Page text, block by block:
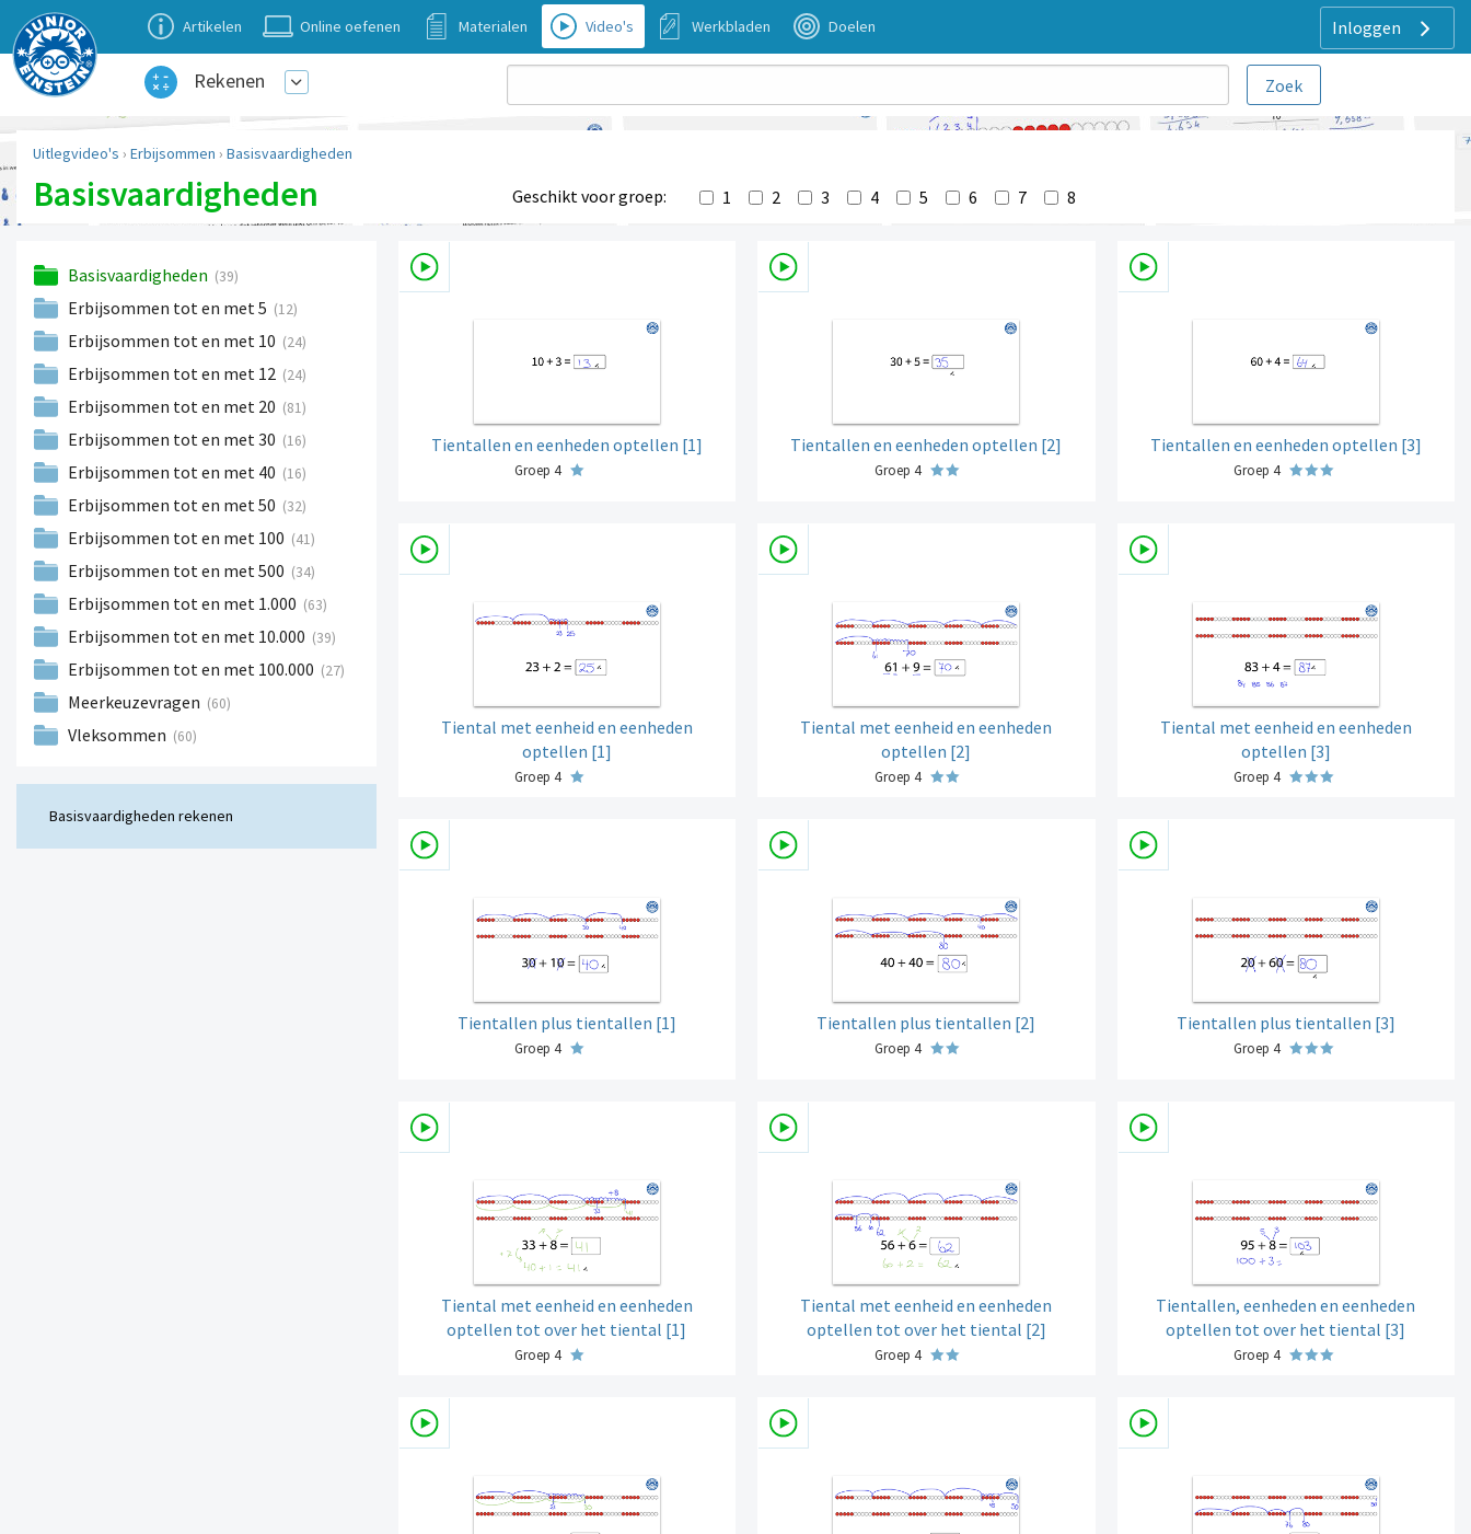
Inloggen
Artikelen Online oefenen Materialen Video's Werkbladen Doelen
Rekenen
Uitlegvideo's › Erbijsommen › Basisvaardigheden
Basisvaardigheden Geschikt voor groep: 1 2 3 4 5 6 7 8
Basisvaardigheden (39)
Erbijsommen tot en met 5 (12)
Erbijsommen tot en met 10 (24)
Erbijsommen tot en met 12 (24)
Erbijsommen tot en met 20 (81)
Erbijsommen tot en met 30 (16)
Erbijsommen tot en met 40 (16)
Erbijsommen tot en met 50 (32)
Erbijsommen tot en met 100 (41)
Erbijsommen tot en met 500 (34)
Erbijsommen tot en met 1.000 (63)
Erbijsommen tot en met 10.000 (39)
Erbijsommen tot en met 100.000 (27)
Meerkeuzevragen (60)
Vleksommen (60)
Basisvaardigheden rekenen
Tientallen en eenheden optellen [1]
Groep 4
Tientallen en eenheden optellen [2]
Groep 4
Tientallen en eenheden optellen [3]
Groep 4
Tiental met eenheid en eenheden
optellen [1]
Groep 4
Tiental met eenheid en eenheden
optellen [2]
Groep 4
Tiental met eenheid en eenheden
optellen [3]
Groep 4
Tientallen plus tientallen [1]
Groep 4
Tientallen plus tientallen [2]
Groep 4
Tientallen plus tientallen [3]
Groep 4
Tiental met eenheid en eenheden
optellen tot over het tiental [1]
Groep 4
Tiental met eenheid en eenheden
optellen tot over het tiental [2]
Groep 4
Tientallen, eenheden en eenheden
optellen tot over het tiental [3]
Groep 4